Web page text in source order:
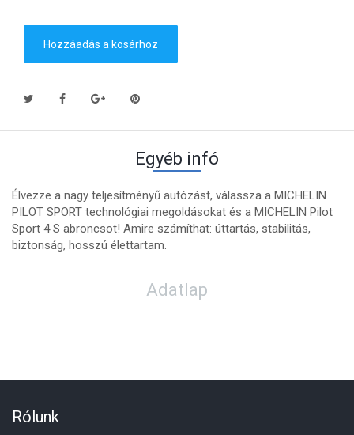
Hozzáadás a kosárhoz
Egyéb infó
Élvezze a nagy teljesítményű autózást, válassza a MICHELIN
PILOT SPORT technológiai megoldásokat és a MICHELIN Pilot
Sport 4 S abroncsot! Amire számíthat: úttartás, stabilitás,
biztonság, hosszú élettartam.
Adatlap
Rólunk